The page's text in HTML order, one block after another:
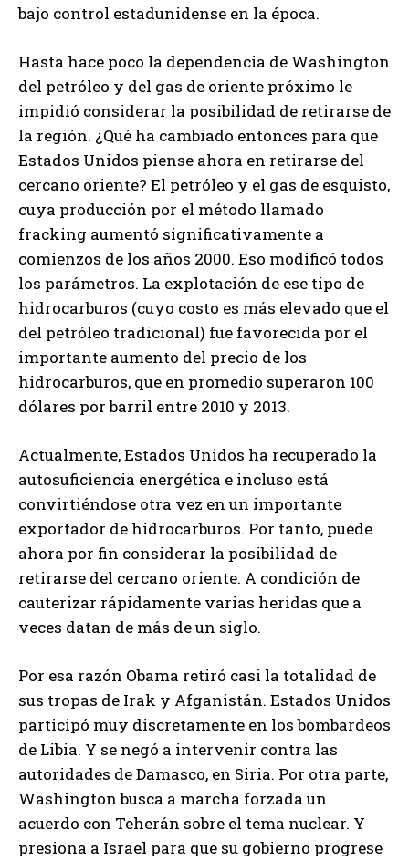
bajo control estadunidense en la época.
Hasta hace poco la dependencia de Washington
del petróleo y del gas de oriente próximo le
impidió considerar la posibilidad de retirarse de
la región. ¿Qué ha cambiado entonces para que
Estados Unidos piense ahora en retirarse del
cercano oriente? El petróleo y el gas de esquisto,
cuya producción por el método llamado
fracking aumentó significativamente a
comienzos de los años 2000. Eso modificó todos
los parámetros. La explotación de ese tipo de
hidrocarburos (cuyo costo es más elevado que el
del petróleo tradicional) fue favorecida por el
importante aumento del precio de los
hidrocarburos, que en promedio superaron 100
dólares por barril entre 2010 y 2013.
Actualmente, Estados Unidos ha recuperado la
autosuficiencia energética e incluso está
convirtiéndose otra vez en un importante
exportador de hidrocarburos. Por tanto, puede
ahora por fin considerar la posibilidad de
retirarse del cercano oriente. A condición de
cauterizar rápidamente varias heridas que a
veces datan de más de un siglo.
Por esa razón Obama retiró casi la totalidad de
sus tropas de Irak y Afganistán. Estados Unidos
participó muy discretamente en los bombardeos
de Libia. Y se negó a intervenir contra las
autoridades de Damasco, en Siria. Por otra parte,
Washington busca a marcha forzada un
acuerdo con Teherán sobre el tema nuclear. Y
presiona a Israel para que su gobierno progrese